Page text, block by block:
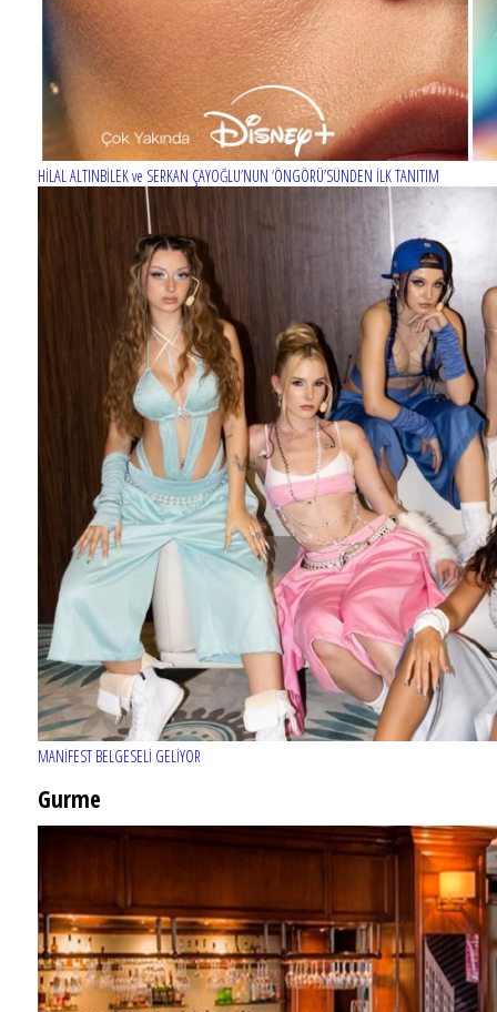
HİLAL ALTINBİLEK ve SERKAN ÇAYOĞLU’NUN ‘ÖNGÖRÜ’SÜNDEN İLK TANITIM
MANİFEST BELGESELİ GELİYOR
Gurme
EĞLENCE HAYATINA YENİ SOLUK: Gabbro Dream Theatre